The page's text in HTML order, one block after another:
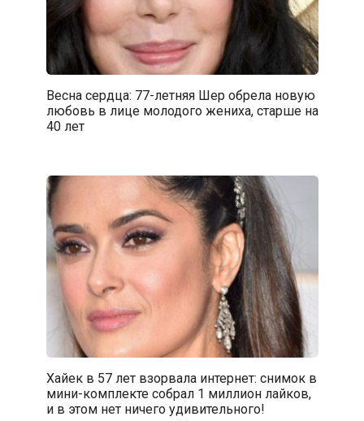
Весна сердца: 77-летняя Шер обрела новую
любовь в лице молодого жениха, старше на
40 лет
Хайек в 57 лет взорвала интернет: снимок в
мини-комплекте собрал 1 миллион лайков,
и в этом нет ничего удивительного!